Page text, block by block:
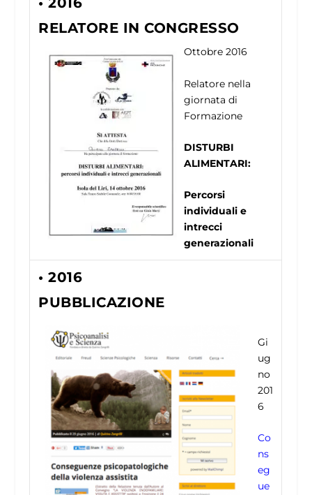
RELATORE IN CONGRESSO
Ottobre 2016
Relatore nella
giornata di
Formazione
DISTURBI
ALIMENTARI:
Percorsi
individuali e
intrecci
generazionali
• 2016
PUBBLICAZIONE
Gi
ug
no
201
6
Co
ns
eg
ue